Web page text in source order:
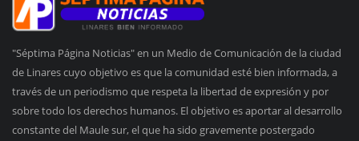
"Séptima Página Noticias" en un Medio de Comunicación de la ciudad
de Linares cuyo objetivo es que la comunidad esté bien informada, a
través de un periodismo que respeta la libertad de expresión y por
sobre todo los derechos humanos. El objetivo es aportar al desarrollo
constante del Maule sur, el que ha sido gravemente postergado